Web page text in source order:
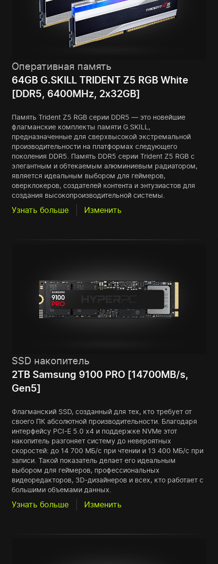
Оперативная память
64GB G.SKILL TRIDENT Z5 RGB White
[DDR5, 6400MHz, 2x32GB]
Память Trident Z5 RGB серии DDR5 — это новейшие
флагманские комплекты памяти G.SKILL,
предназначенные для сверхвысокой экстремальной
производительности на платформах следующего
поколения DDR5. Память DDR5 серии Trident Z5 RGB с
элегантным и обтекаемым алюминиевым радиатором,
является идеальным выбором для геймеров,
оверклокеров, создателей контента и энтузиастов для
создания высокопроизводительной системы.
Узнать больше Изменить
SSD накопитель
2TB Samsung 9100 PRO [14700MB/s,
Gen5]
Флагманский SSD, созданный для тех, кто требует от
своего ПК абсолютной производительности. Благодаря
интерфейсу PCI-E 5.0 x4 и поддержке NVMe этот
накопитель разгоняет систему до невероятных
скоростей: до 14 700 МБ/с при чтении и 13 400 МБ/с при
записи. Такой показатель делает его идеальным
выбором для геймеров, профессиональных
видеоредакторов, 3D-дизайнеров и всех, кто работает с
большими объемами данных.
Узнать больше Изменить